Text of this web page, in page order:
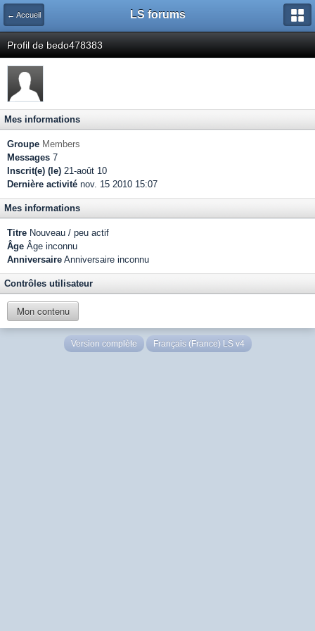
← Accueil LS forums
Profil de bedo478383
Mes informations
Groupe Members
Messages 7
Inscrit(e) (le) 21-août 10
Dernière activité nov. 15 2010 15:07
Mes informations
Titre Nouveau / peu actif
Âge Âge inconnu
Anniversaire Anniversaire inconnu
Contrôles utilisateur
Mon contenu
Version complète Français (France) LS v4